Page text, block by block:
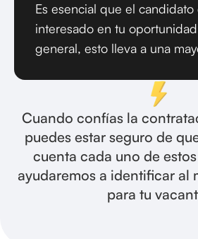
Es esencial que el
interesado en tu
general, esto lleva a una
Cuando confías la
puedes estar seguro de
cuenta cada uno de
ayudaremos a identificar al
para tu